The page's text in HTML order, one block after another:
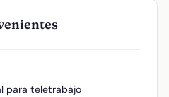
para teletrabajo